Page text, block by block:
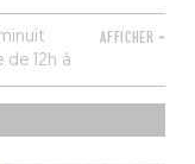
de 12h à
AFFICHER +